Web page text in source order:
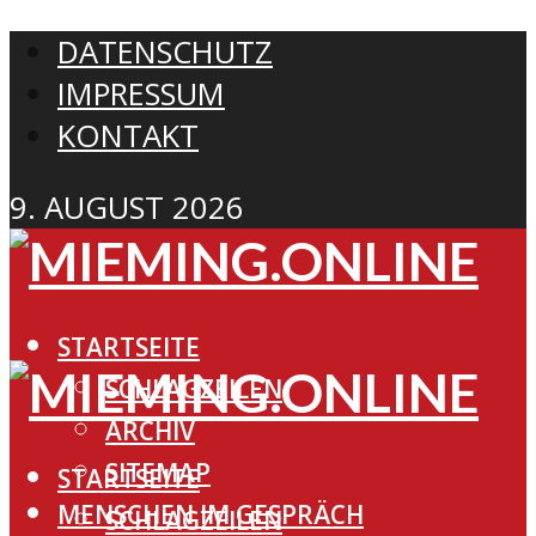
DATENSCHUTZ
IMPRESSUM
KONTAKT
9. AUGUST 2026
STARTSEITE
SCHLAGZEILEN
ARCHIV
SITEMAP
MENSCHEN IM GESPRÄCH
STARTSEITE
SCHLAGZEILEN